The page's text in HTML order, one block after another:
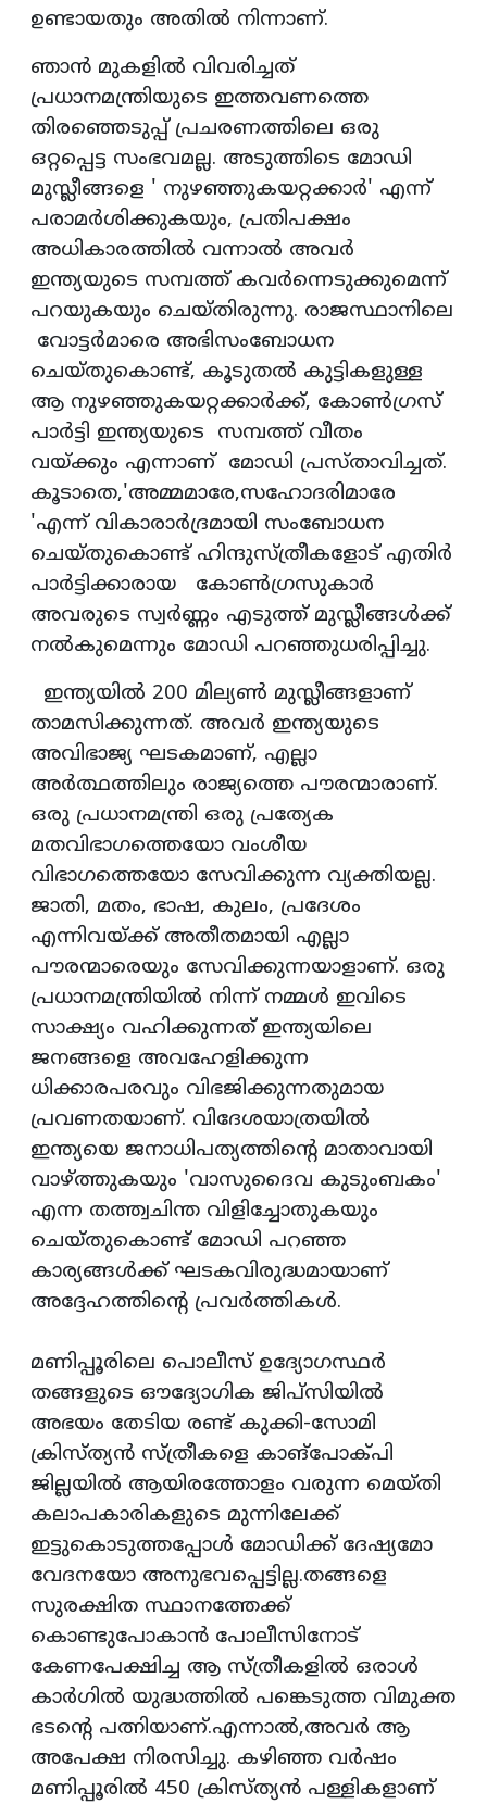
ഉണ്ടായതും അതിൽ നിന്നാണ്.
ഞാൻ മുകളിൽ വിവരിച്ചത്
പ്രധാനമന്ത്രിയുടെ ഇത്തവണത്തെ
തിരഞ്ഞെടുപ്പ് പ്രചരണത്തിലെ ഒരു
ഒറ്റപ്പെട്ട സംഭവമല്ല. അടുത്തിടെ മോഡി
മുസ്ലീങ്ങളെ ' നുഴഞ്ഞുകയറ്റക്കാർ' എന്ന്
പരാമർശിക്കുകയും, പ്രതിപക്ഷം
അധികാരത്തിൽ വന്നാൽ അവർ
ഇന്ത്യയുടെ സമ്പത്ത് കവർന്നെടുക്കുമെന്ന്
പറയുകയും ചെയ്തിരുന്നു. രാജസ്ഥാനിലെ
വോട്ടർമാരെ അഭിസംബോധന
ചെയ്തുകൊണ്ട്, കൂടുതൽ കുട്ടികളുള്ള
ആ നുഴഞ്ഞുകയറ്റക്കാർക്ക്, കോൺഗ്രസ്
പാർട്ടി ഇന്ത്യയുടെ സമ്പത്ത് വീതം
വയ്ക്കും എന്നാണ് മോഡി പ്രസ്താവിച്ചത്.
കൂടാതെ,'അമ്മമാരേ,സഹോദരിമാരേ
'എന്ന് വികാരാർദ്രമായി സംബോധന
ചെയ്തുകൊണ്ട് ഹിന്ദുസ്ത്രീകളോട് എതിർ
പാർട്ടിക്കാരായ കോൺഗ്രസുകാർ
അവരുടെ സ്വർണ്ണം എടുത്ത് മുസ്ലീങ്ങൾക്ക്
നൽകുമെന്നും മോഡി പറഞ്ഞുധരിപ്പിച്ചു.
ഇന്ത്യയിൽ 200 മില്യൺ മുസ്ലീങ്ങളാണ്
താമസിക്കുന്നത്. അവർ ഇന്ത്യയുടെ
അവിഭാജ്യ ഘടകമാണ്, എല്ലാ
അർത്ഥത്തിലും രാജ്യത്തെ പൗരന്മാരാണ്.
ഒരു പ്രധാനമന്ത്രി ഒരു പ്രത്യേക
മതവിഭാഗത്തെയോ വംശീയ
വിഭാഗത്തെയോ സേവിക്കുന്ന വ്യക്തിയല്ല.
ജാതി, മതം, ഭാഷ, കുലം, പ്രദേശം
എന്നിവയ്ക്ക് അതീതമായി എല്ലാ
പൗരന്മാരെയും സേവിക്കുന്നയാളാണ്. ഒരു
പ്രധാനമന്ത്രിയിൽ നിന്ന് നമ്മൾ ഇവിടെ
സാക്ഷ്യം വഹിക്കുന്നത് ഇന്ത്യയിലെ
ജനങ്ങളെ അവഹേളിക്കുന്ന
ധിക്കാരപരവും വിഭജിക്കുന്നതുമായ
പ്രവണതയാണ്. വിദേശയാത്രയിൽ
ഇന്ത്യയെ ജനാധിപത്യത്തിൻ്റെ മാതാവായി
വാഴ്ത്തുകയും 'വാസുദൈവ കുടുംബകം'
എന്ന തത്ത്വചിന്ത വിളിച്ചോതുകയും
ചെയ്തുകൊണ്ട് മോഡി പറഞ്ഞ
കാര്യങ്ങൾക്ക് ഘടകവിരുദ്ധമായാണ്
അദ്ദേഹത്തിന്റെ പ്രവർത്തികൾ.
മണിപ്പൂരിലെ പൊലീസ് ഉദ്യോഗസ്ഥർ
തങ്ങളുടെ ഔദ്യോഗിക ജിപ്‌സിയിൽ
അഭയം തേടിയ രണ്ട് കുക്കി-സോമി
ക്രിസ്ത്യൻ സ്ത്രീകളെ കാങ്‌പോക്‌പി
ജില്ലയിൽ ആയിരത്തോളം വരുന്ന മെയ്തി
കലാപകാരികളുടെ മുന്നിലേക്ക്
ഇട്ടുകൊടുത്തപ്പോൾ മോഡിക്ക് ദേഷ്യമോ
വേദനയോ അനുഭവപ്പെട്ടില്ല.തങ്ങളെ
സുരക്ഷിത സ്ഥാനത്തേക്ക്
കൊണ്ടുപോകാൻ പോലീസിനോട്
കേണപേക്ഷിച്ച ആ സ്ത്രീകളിൽ ഒരാൾ
കാർഗിൽ യുദ്ധത്തിൽ പങ്കെടുത്ത വിമുക്ത
ഭടന്റെ പത്നിയാണ്.എന്നാൽ,അവർ ആ
അപേക്ഷ നിരസിച്ചു. കഴിഞ്ഞ വർഷം
മണിപ്പൂരിൽ 450 ക്രിസ്ത്യൻ പള്ളികളാണ്